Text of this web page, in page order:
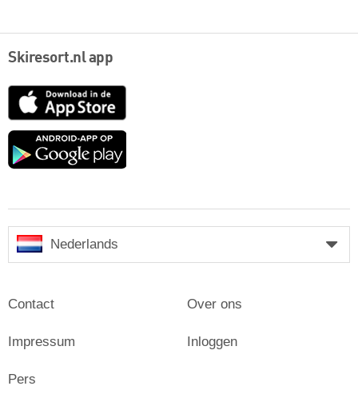
Skiresort.nl app
App
Google
Nederlands
Contact
Impressum
Pers
Over ons
Inloggen